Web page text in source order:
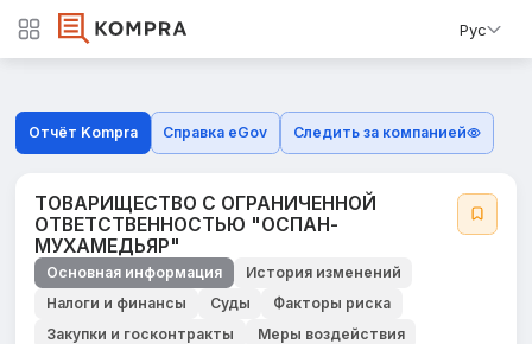
Рус
Отчёт Kompra Справка eGov Следить за компанией
ТОВАРИЩЕСТВО С ОГРАНИЧЕННОЙ
ОТВЕТСТВЕННОСТЬЮ "ОСПАН-
МУХАМЕДЬЯР"
Основная информация
История изменений
Налоги и финансы
Суды
Факторы риска
Закупки и госконтракты
Меры воздействия